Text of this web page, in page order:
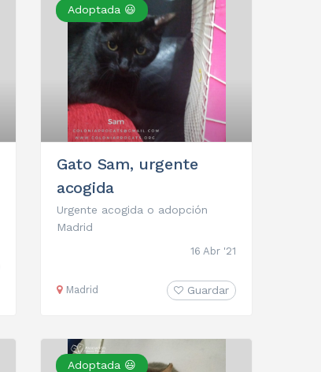
Adoptada 😃
Gato Sam, urgente
acogida
Urgente acogida o adopción
Madrid
16 Abr '21
Madrid Guardar
Adoptada 😃